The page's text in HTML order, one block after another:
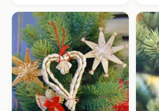
ヘンシリーズ」。